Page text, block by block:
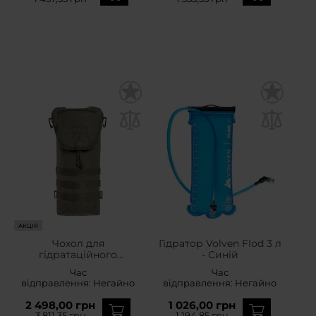
АКЦІЯ
Чохол для
гідратаційного
Tactical FLT Hydration
Pocket IR - Stone Grey
Olive
Час
відправлення: Негайно
2 498,00 грн
Гідратор Volven Flod 3 л
- Синій
Час
відправлення: Негайно
1 026,00 грн